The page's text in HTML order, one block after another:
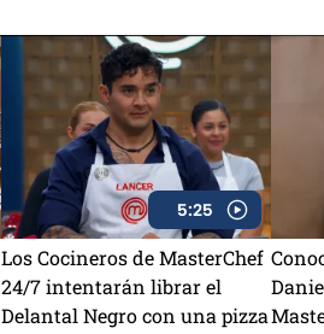
5:25
Los Cocineros de MasterChef
24/7 intentarán librar el
Delantal Negro con una pizza